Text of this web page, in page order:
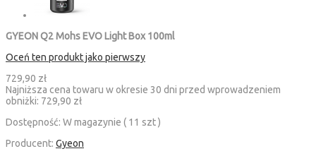
GYEON Q2 Mohs EVO Light Box 100ml
Oceń ten produkt jako pierwszy
729,90 zł
Najniższa cena towaru w okresie 30 dni przed wprowadzeniem
obniżki: 729,90 zł
Dostępność: W magazynie ( 11 szt )
Producent: Gyeon